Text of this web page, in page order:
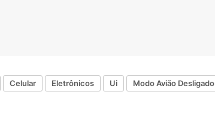
Celular Eletrônicos Ui Modo Avião Desligado